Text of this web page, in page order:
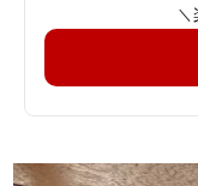
パクト 登山 UL
キャンプ アウ
e サンデーマウ
＼